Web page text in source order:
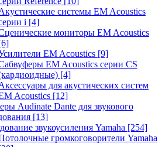
системы EM Acoustics
i [4]
мониторы EM Acoustics
EM Acoustics [9]
EM Acoustics серии CS
[4]
для акустических систем
Acoustics [12]
Audinate Dante для звукового
[13]
звукоусиления Yamaha [254]
громкоговорители Yamaha